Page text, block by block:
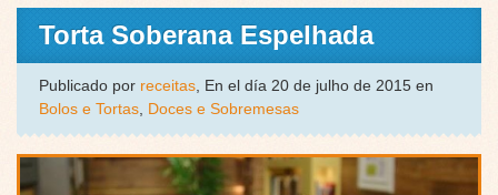
Torta Soberana Espelhada
Publicado por receitas, En el día 20 de julho de 2015 en
Bolos e Tortas, Doces e Sobremesas